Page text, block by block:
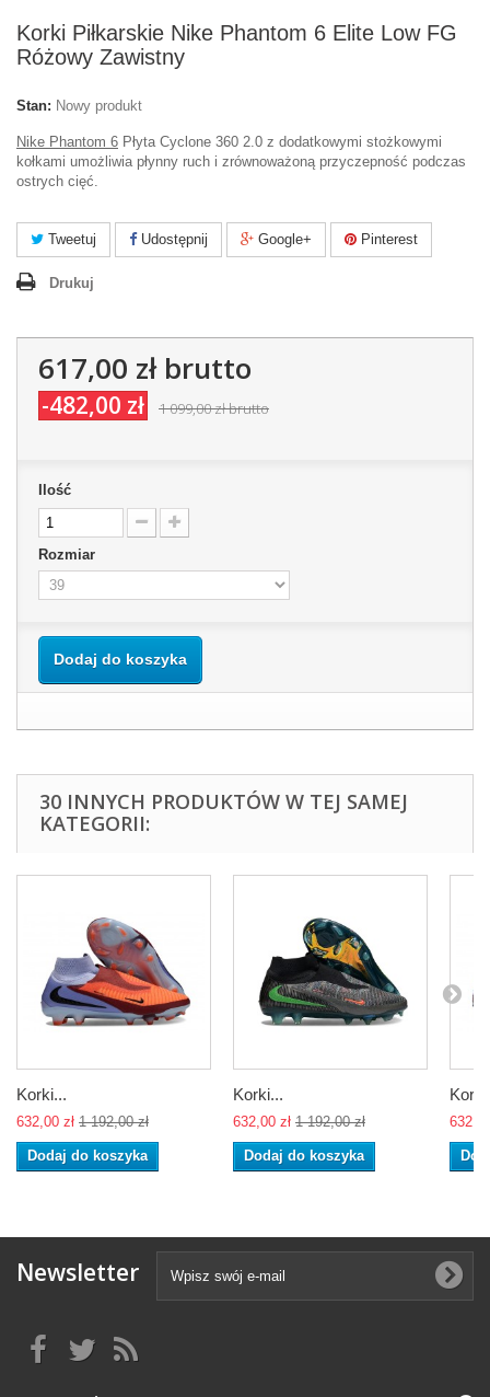
Korki Piłkarskie Nike Phantom 6 Elite Low FG
Różowy Zawistny
Stan: Nowy produkt
Nike Phantom 6 Płyta Cyclone 360 2.0 z dodatkowymi stożkowymi
kołkami umożliwia płynny ruch i zrównoważoną przyczepność podczas
ostrych cięć.
Tweetuj Udostępnij Google+ Pinterest
Drukuj
617,00 złbrutto
-482,00 zł 1 099,00 złbrutto
Ilość
Rozmiar
Dodaj do koszyka
30 INNYCH PRODUKTÓW W TEJ SAMEJ
KATEGORII:
Korki...
632,00 zł 1 192,00 zł
Dodaj do koszyka
Korki...
632,00 zł 1 192,00 zł
Dodaj do koszyka
Newsletter